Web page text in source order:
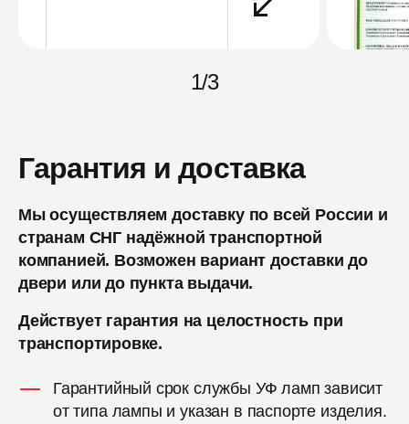
1/3
Гарантия и доставка
Мы осуществляем доставку по всей России и
странам СНГ надёжной транспортной
компанией. Возможен вариант доставки до
двери или до пункта выдачи.
Действует гарантия на целостность при
транспортировке.
Гарантийный срок службы УФ ламп зависит
от типа лампы и указан в паспорте изделия.